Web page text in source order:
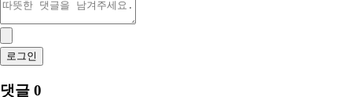
로그인
댓글 0